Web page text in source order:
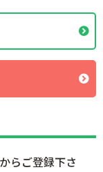
らご登録下さ